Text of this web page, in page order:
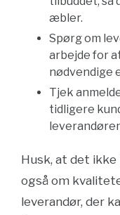
æbler.
Spørg om
arbejde for
nødvendige
Tjek
tidligere
Husk, at det ikke
også om
leverandør, der